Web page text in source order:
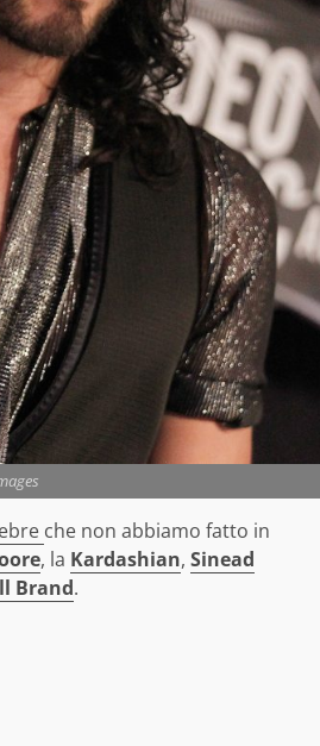
che non abbiamo fatto in
, la Kardashian, Sinead
Brand.